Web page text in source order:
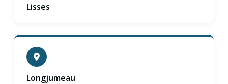
Lisses
Longjumeau